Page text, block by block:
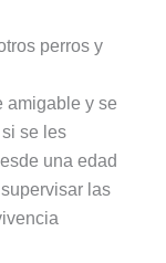
perros y
amigable y se
se les
una edad
las